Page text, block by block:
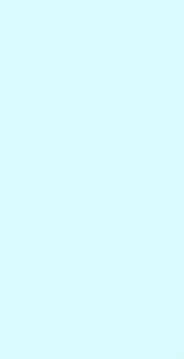
gjennom
passeres
vandrere kan
en nydelig
man ikke